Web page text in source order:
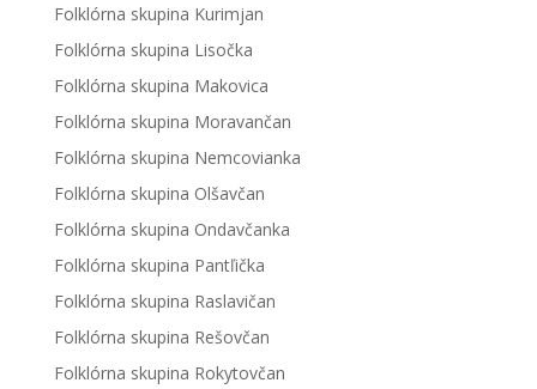
Folklórna skupina Kurimjan
Folklórna skupina Lisočka
Folklórna skupina Makovica
Folklórna skupina Moravančan
Folklórna skupina Nemcovianka
Folklórna skupina Olšavčan
Folklórna skupina Ondavčanka
Folklórna skupina Pantľička
Folklórna skupina Raslavičan
Folklórna skupina Rešovčan
Folklórna skupina Rokytovčan